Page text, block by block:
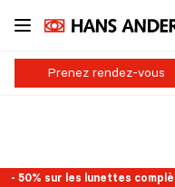
Passer
contenu
principalPrenez rendez-vous
- 50% sur les lunettes